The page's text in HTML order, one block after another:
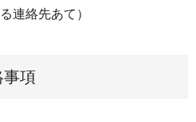
連絡先あて）
事項